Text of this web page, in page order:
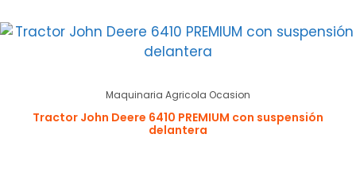
Maquinaria Agricola Ocasion
Tractor John Deere 6410 PREMIUM con suspensión
delantera